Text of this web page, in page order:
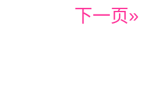
下一页»